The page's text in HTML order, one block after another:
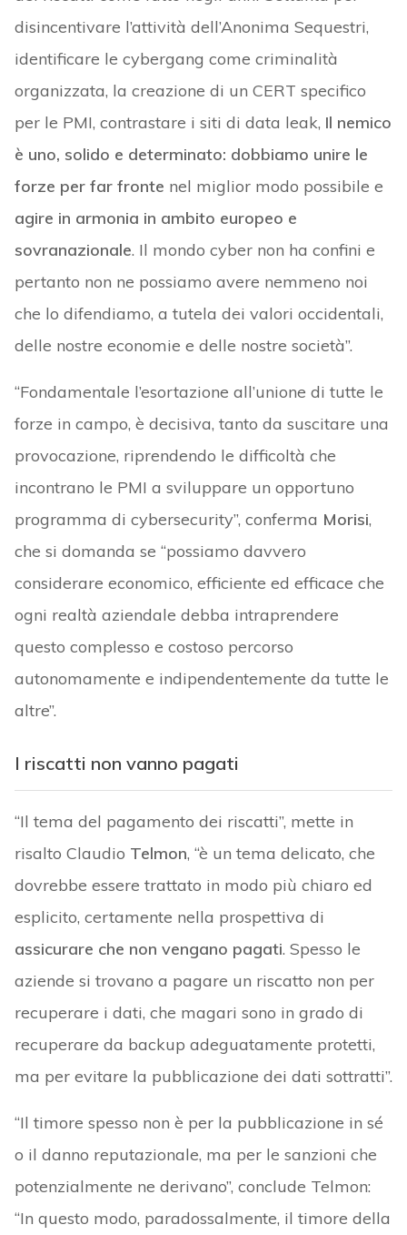
disincentivare l’attività dell’Anonima Sequestri,
identificare le cybergang come criminalità
organizzata, la creazione di un CERT specifico
per le PMI, contrastare i siti di data leak, Il nemico
è uno, solido e determinato: dobbiamo unire le
forze per far fronte nel miglior modo possibile e
agire in armonia in ambito europeo e
sovranazionale. Il mondo cyber non ha confini e
pertanto non ne possiamo avere nemmeno noi
che lo difendiamo, a tutela dei valori occidentali,
delle nostre economie e delle nostre società”.
“Fondamentale l’esortazione all’unione di tutte le
forze in campo, è decisiva, tanto da suscitare una
provocazione, riprendendo le difficoltà che
incontrano le PMI a sviluppare un opportuno
programma di cybersecurity”, conferma Morisi,
che si domanda se “possiamo davvero
considerare economico, efficiente ed efficace che
ogni realtà aziendale debba intraprendere
questo complesso e costoso percorso
autonomamente e indipendentemente da tutte le
altre”.
I riscatti non vanno pagati
“Il tema del pagamento dei riscatti”, mette in
risalto Claudio Telmon, “è un tema delicato, che
dovrebbe essere trattato in modo più chiaro ed
esplicito, certamente nella prospettiva di
assicurare che non vengano pagati. Spesso le
aziende si trovano a pagare un riscatto non per
recuperare i dati, che magari sono in grado di
recuperare da backup adeguatamente protetti,
ma per evitare la pubblicazione dei dati sottratti”.
“Il timore spesso non è per la pubblicazione in sé
o il danno reputazionale, ma per le sanzioni che
potenzialmente ne derivano”, conclude Telmon:
“In questo modo, paradossalmente, il timore della